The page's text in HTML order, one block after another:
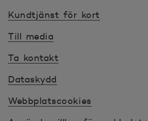
Kundtjänst för kort
Till media
Ta kontakt
Dataskydd
Webbplatscookies